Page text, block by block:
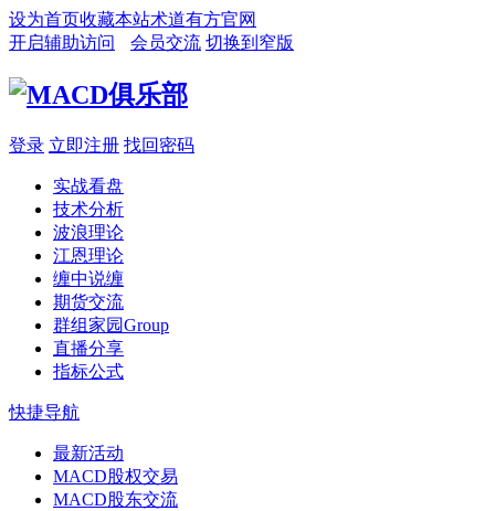
设为首页收藏本站术道有方官网
开启辅助访问
会员交流 切换到窄版
登录 立即注册 找回密码
实战看盘
技术分析
波浪理论
江恩理论
缠中说缠
期货交流
群组家园Group
直播分享
指标公式
快捷导航
最新活动
MACD股权交易
MACD股东交流